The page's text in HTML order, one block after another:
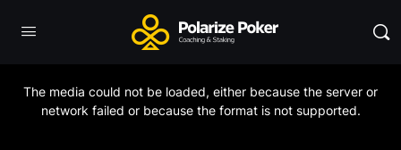
The media could not be loaded, either because the server or
network failed or because the format is not supported.